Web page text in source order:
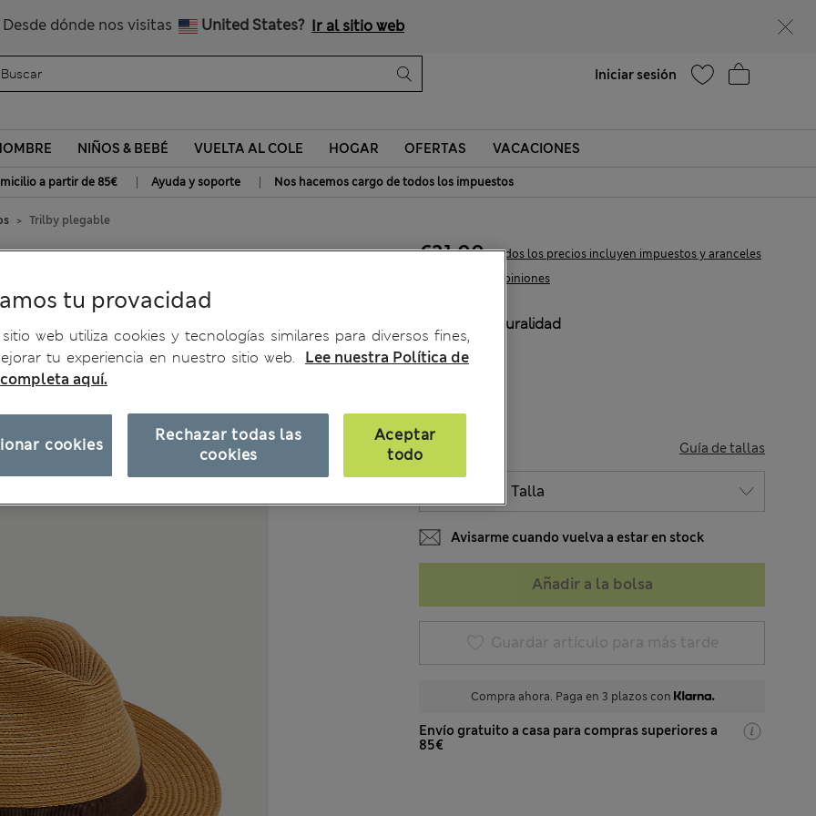
Desde dónde nos visitas United States? Ir al sitio web
Iniciar sesión
NIÑOS & BEBÉ VUELTA AL COLE HOGAR OFERTAS VACACIONES
a partir de 85€ | Ayuda y soporte | Nos hacemos cargo de todos los impuestos
Trilby plegable
75 Opiniones
€31,00 Todos los precios incluyen impuestos y aranceles
Naturalidad
Agotado
TALLA Guía de tallas
Avisarme cuando vuelva a estar en stock
Añadir a la bolsa
Guardar artículo para más tarde
Compra ahora. Paga en 3 plazos con
Envío gratuito a casa para compras superiores a
85€
tu provacidad
web utiliza cookies y tecnologías similares para diversos fines,
tu experiencia en nuestro sitio web.
Lee nuestra Política de
aquí.
Rechazar todas las
cookies
Aceptar
todo
cookies